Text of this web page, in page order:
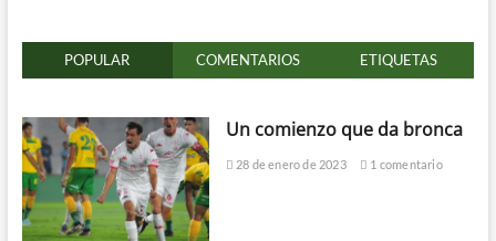
POPULAR COMENTARIOS ETIQUETAS
Un comienzo que da bronca
28 de enero de 2023 1 comentario